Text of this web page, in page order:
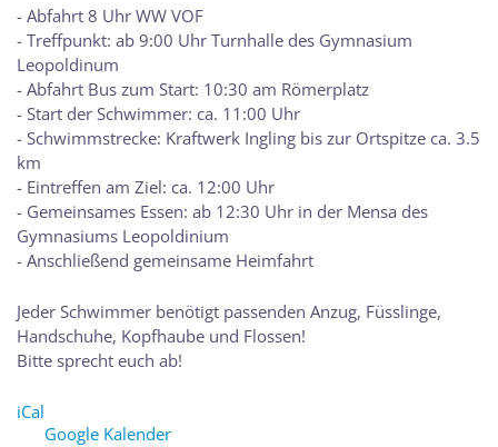
- Abfahrt 8 Uhr WW VOF
- Treffpunkt: ​​ab 9:00 Uhr Turnhalle des Gymnasium
Leopoldinum
- Abfahrt Bus zum Start: ​10:30 am Römerplatz
- Start der Schwimmer: ​ca. 11:00 Uhr
- Schwimmstrecke: ​​Kraftwerk Ingling bis zur Ortspitze ca. 3.5
km
- Eintreffen am Ziel: ​ca. 12:00 Uhr
- Gemeinsames Essen:​ ab 12:30 Uhr in der Mensa des
Gymnasiums Leopoldinium
- Anschließend gemeinsame Heimfahrt
Jeder Schwimmer benötigt passenden Anzug, Füsslinge,
Handschuhe, Kopfhaube und Flossen!
Bitte sprecht euch ab!
iCal
Google Kalender